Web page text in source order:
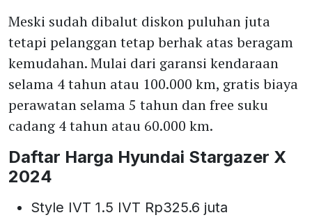
Meski sudah dibalut diskon puluhan juta
tetapi pelanggan tetap berhak atas beragam
kemudahan. Mulai dari garansi kendaraan
selama 4 tahun atau 100.000 km, gratis biaya
perawatan selama 5 tahun dan free suku
cadang 4 tahun atau 60.000 km.
Daftar Harga Hyundai Stargazer X
2024
Style IVT 1.5 IVT Rp325.6 juta